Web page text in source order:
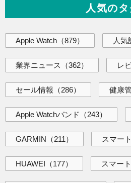
人気の
Apple Watch （879） 人気
業界ニュース （362） レ
セール情報 （286） 健康
Apple Watchバンド （243）
GARMIN （211） スマー
HUAWEI （177） スマー